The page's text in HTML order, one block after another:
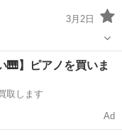
3月2日
🎹】ピアノを買いま
取します
Ad